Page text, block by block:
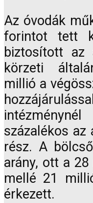
Az óvodák
forintot tett
biztosított az
körzeti
millió a
százalékos
rész. A
arány, ott a
mellé 21
érkezett.